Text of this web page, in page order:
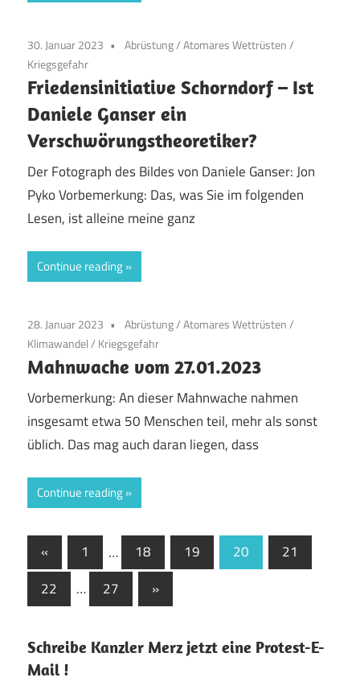
30. Januar 2023 Abrüstung/Atomares Wettrüsten/
Kriegsgefahr
Friedensinitiative Schorndorf – Ist
Daniele Ganser ein
Verschwörungstheoretiker?
Der Fotograph des Bildes von Daniele Ganser: Jon
Pyko Vorbemerkung: Das, was Sie im folgenden
Lesen, ist alleine meine ganz
Continue reading
28. Januar 2023 Abrüstung/Atomares Wettrüsten/
Klimawandel/ Kriegsgefahr
Mahnwache vom 27.01.2023
Vorbemerkung: An dieser Mahnwache nahmen
insgesamt etwa 50 Menschen teil, mehr als sonst
üblich. Das mag auch daran liegen, dass
Continue reading
Seitennummerierung
der
Beiträge
« Previous
Posts
1 … 18 19 20
21
22
… 27
Next
Posts
»
Schreibe Kanzler Merz jetzt eine Protest-E-
Mail !